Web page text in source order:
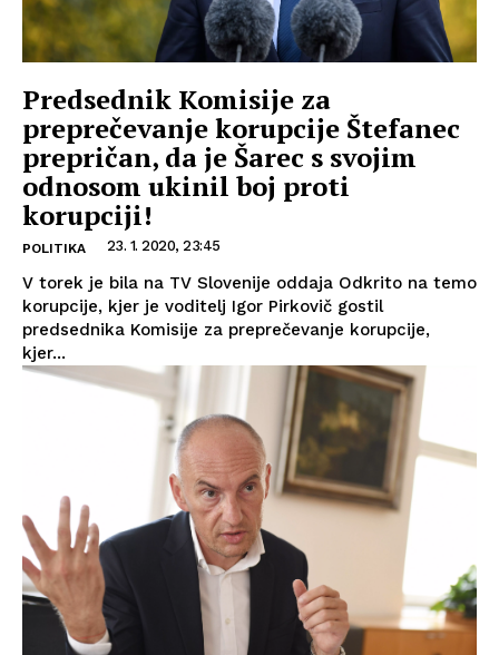
Predsednik Komisije za
preprečevanje korupcije Štefanec
prepričan, da je Šarec s svojim
odnosom ukinil boj proti
korupciji!
POLITIKA 23. 1. 2020, 23:45
V torek je bila na TV Slovenije oddaja Odkrito na temo
korupcije, kjer je voditelj Igor Pirkovič gostil
predsednika Komisije za preprečevanje korupcije,
kjer...